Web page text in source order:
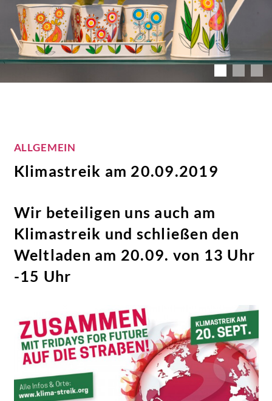
ALLGEMEIN
Klimastreik am 20.09.2019
Wir beteiligen uns auch am
Klimastreik und schließen den
Weltladen am 20.09. von 13 Uhr
-15 Uhr